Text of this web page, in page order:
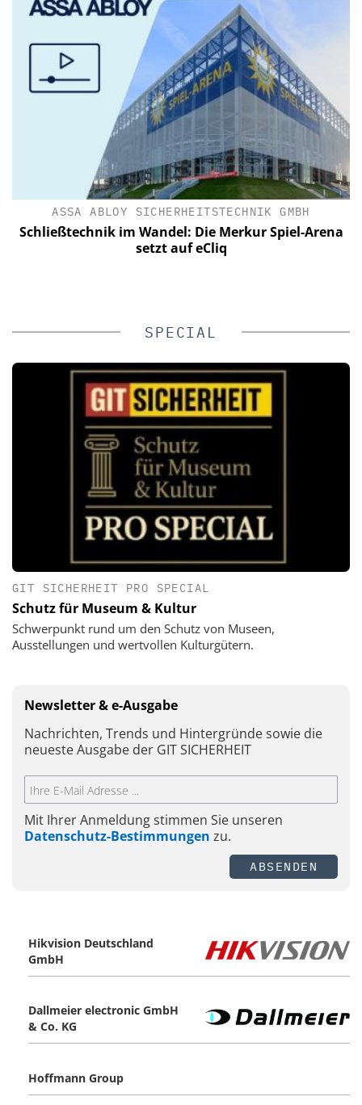
ASSA ABLOY SICHERHEITSTECHNIK GMBH
Schließtechnik im Wandel: Die Merkur Spiel-Arena
setzt auf eCliq
SPECIAL
GIT SICHERHEIT PRO SPECIAL
Schutz für Museum & Kultur
Schwerpunkt rund um den Schutz von Museen,
Ausstellungen und wertvollen Kulturgütern.
Newsletter & e-Ausgabe
Nachrichten, Trends und Hintergründe sowie die
neueste Ausgabe der GIT SICHERHEIT
Mit Ihrer Anmeldung stimmen Sie unseren
Datenschutz-Bestimmungen zu.
ABSENDEN
Hikvision Deutschland
GmbH
Dallmeier electronic GmbH
& Co. KG
Hoffmann Group